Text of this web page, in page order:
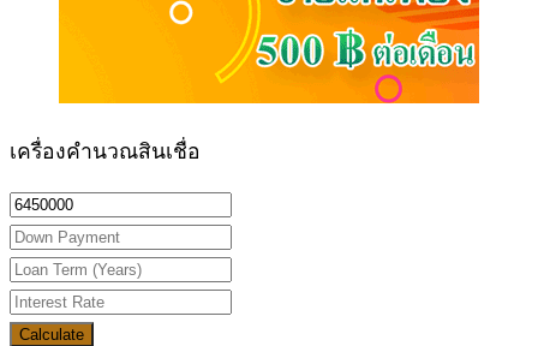
เครื่องคำนวณสินเชื่อ
Calculate